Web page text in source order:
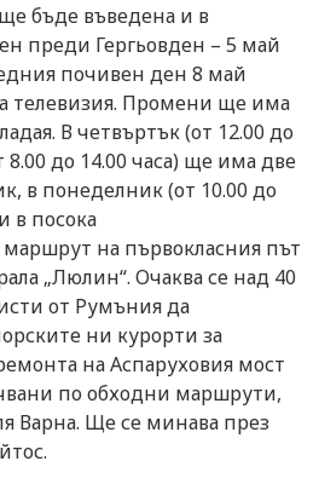
бъде въведена и в
преди Гергьовден – 5 май
почивен ден 8 май
телевизия. Промени ще има
В четвъртък (от 12.00 до
8.00 до 14.00 часа) ще има две
в понеделник (от 10.00 до
в посока
на първокласния път
„Люлин“. Очаква се над 40
от Румъния да
ни курорти за
на Аспаруховия мост
по обходни маршрути,
Варна. Ще се минава през